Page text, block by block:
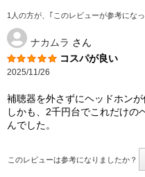
1人の方が、｢このレビューが参考にな
ナカムラ さん
コスパが良い
2025/11/26
補聴器を外さずにヘッドホンが
しかも、2千円台でこれだけの
んでした。
このレビューは参考になりましたか？